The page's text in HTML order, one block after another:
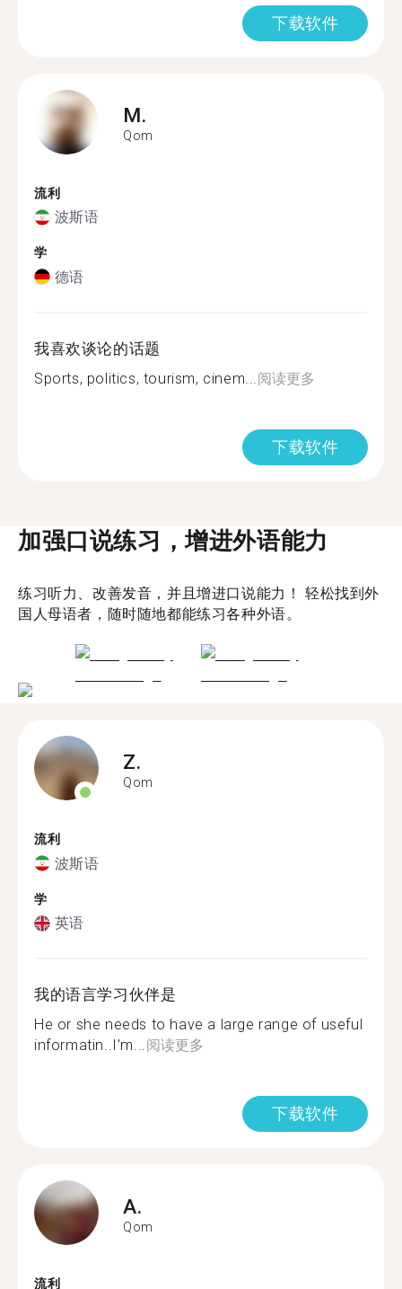
下载软件
M.
Qom
流利
波斯语
学
德语
我喜欢谈论的话题
Sports, politics, tourism, cinem... 阅读更多
下载软件
加强口说练习，增进外语能力
练习听力、改善发音，并且增进口说能力！ 轻松找到外
国人母语者，随时随地都能练习各种外语。
Z.
Qom
流利
波斯语
学
英语
我的语言学习伙伴是
He or she needs to have a large range of useful
informatin..I'm...阅读更多
下载软件
A.
Qom
流利